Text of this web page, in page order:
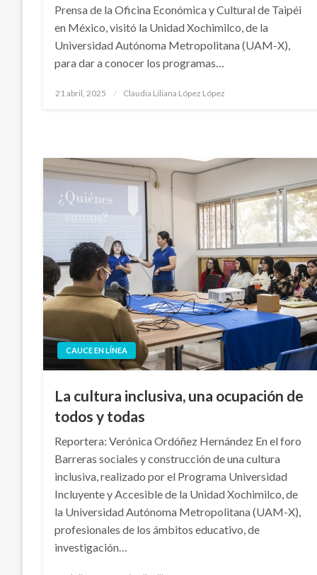
Prensa de la Oficina Económica y Cultural de Taipéi
en México, visitó la Unidad Xochimilco, de la
Universidad Autónoma Metropolitana (UAM-X),
para dar a conocer los programas…
Publicado
21 abril, 2025 Claudia Liliana López López
CAUCE EN LÍNEA
La cultura inclusiva, una ocupación de
todos y todas
Reportera: Verónica Ordóñez Hernández En el foro
Barreras sociales y construcción de una cultura
inclusiva, realizado por el Programa Universidad
Incluyente y Accesible de la Unidad Xochimilco, de
la Universidad Autónoma Metropolitana (UAM-X),
profesionales de los ámbitos educativo, de
investigación…